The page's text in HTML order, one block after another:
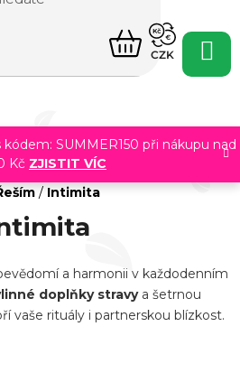
SUMMER150 při nákupu nad
Kč ZJISTIT VÍC
NÁKUPNÍ
KOŠÍK
CZK
/ Intimita
a harmonii v každodenním
doplňky stravya šetrnou
vaše rituály i partnerskou blízkost.